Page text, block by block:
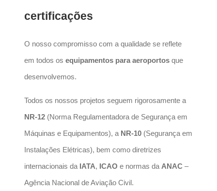
certificações
O nosso compromisso com a qualidade se reflete
em todos os equipamentos para aeroportos que
desenvolvemos.
Todos os nossos projetos seguem rigorosamente a
NR-12 (Norma Regulamentadora de Segurança em
Máquinas e Equipamentos), a NR-10 (Segurança em
Instalações Elétricas), bem como diretrizes
internacionais da IATA, ICAO e normas da ANAC –
Agência Nacional de Aviação Civil.